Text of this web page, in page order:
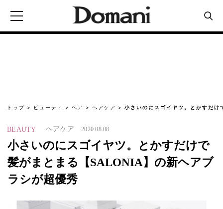
トップ ビューティ ヘア ヘアケア 小さいのにスゴイヤツ。とかすだ
BEAUTY ヘアケア 2020.08.08
小さいのにスゴイヤツ。とかすだけで
髪がまとまる【SALONIA】の新ヘアブ
ラシが超優秀